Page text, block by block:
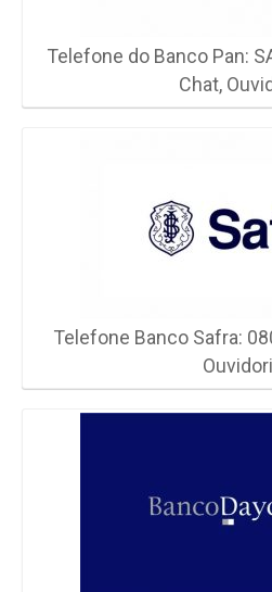
Telefone do Banco Pan:
Chat,
Telefone Banco Safra: